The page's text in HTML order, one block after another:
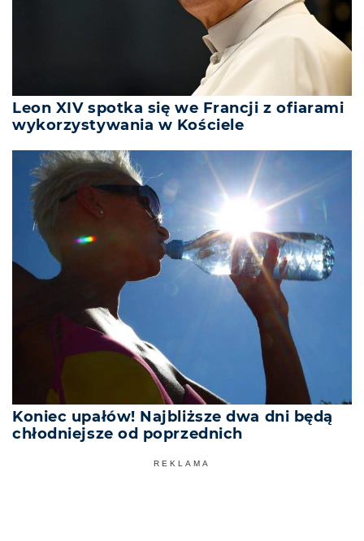
Leon XIV spotka się we Francji z ofiarami
wykorzystywania w Kościele
Koniec upałów! Najbliższe dwa dni będą
chłodniejsze od poprzednich
REKLAMA